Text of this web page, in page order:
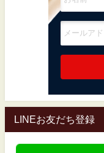
LINEお友だち登録